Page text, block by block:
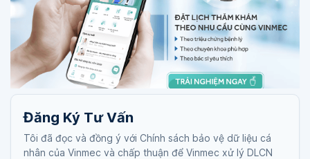
Đăng Ký Tư Vấn
Tôi đã đọc và đồng ý với Chính sách bảo vệ dữ liệu cá
nhân của Vinmec và chấp thuận để Vinmec xử lý DLCN